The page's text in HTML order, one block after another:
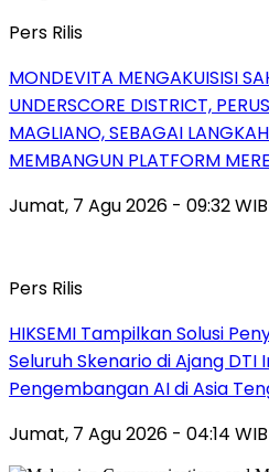
Pers Rilis
MONDEVITA MENGAKUISISI
UNDERSCORE DISTRICT,
MAGLIANO, SEBAGAI
MEMBANGUN PLATFORM
Jumat, 7 Agu 2026 - 09:32 WIB
Pers Rilis
HIKSEMI Tampilkan Solusi
Seluruh Skenario di Ajang DTI
Pengembangan AI di Asia
Jumat, 7 Agu 2026 - 04:14 WIB